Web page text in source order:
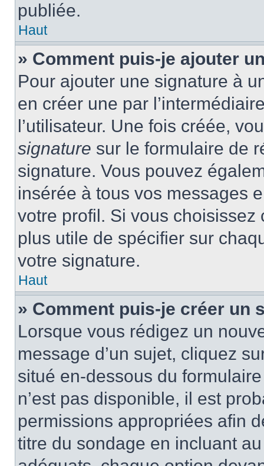
publiée.
Haut
» Comment puis-je ajouter
Pour ajouter une signature à
en créer une par
l’utilisateur. Une fois créée,
signature sur le formulaire de
signature. Vous pouvez
insérée à tous vos messages
votre profil. Si vous
plus utile de spécifier sur
votre signature.
Haut
» Comment puis-je créer un
Lorsque vous rédigez un
message d’un sujet, cliquez
situé en-dessous du
n’est pas disponible, il est
permissions appropriées afin
titre du sondage en incluant